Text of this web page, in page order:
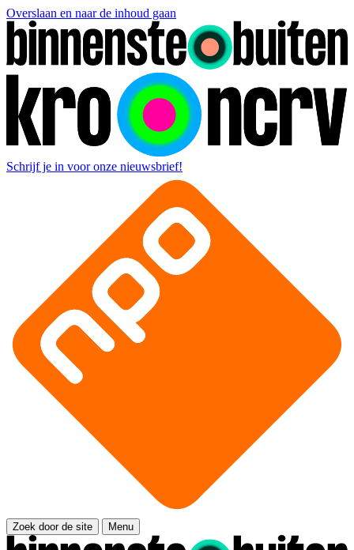
Overslaan en naar de inhoud gaan
Schrijf je in voor onze nieuwsbrief!
Zoek door de site Menu